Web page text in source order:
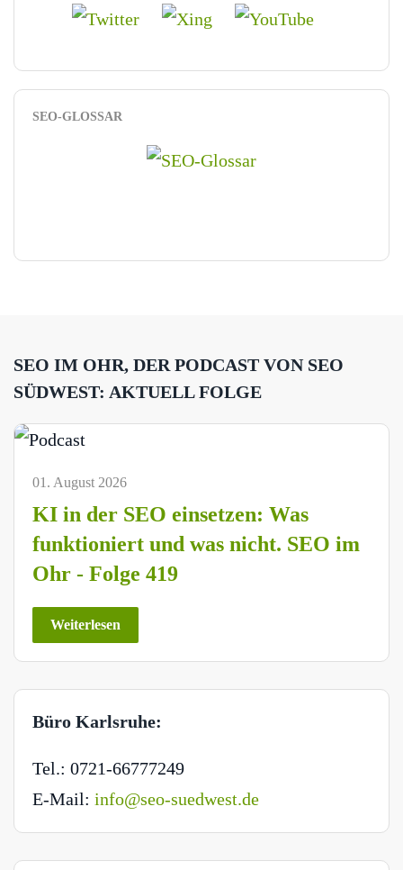
SEO-GLOSSAR
SEO IM OHR, DER PODCAST VON SEO
SÜDWEST: AKTUELL FOLGE
01. August 2026
KI in der SEO einsetzen: Was
funktioniert und was nicht. SEO im
Ohr - Folge 419
Weiterlesen
Büro Karlsruhe:
Tel.: 0721-66777249
E-Mail: info@seo-suedwest.de